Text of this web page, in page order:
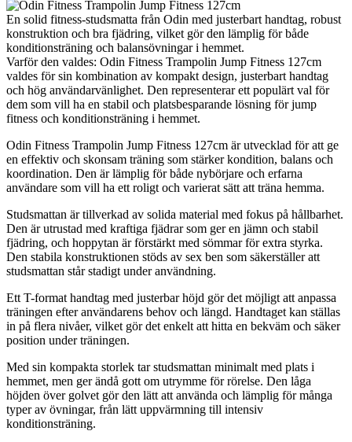
En solid fitness-studsmatta från Odin med justerbart handtag, robust
konstruktion och bra fjädring, vilket gör den lämplig för både
konditionsträning och balansövningar i hemmet.
Varför den valdes: Odin Fitness Trampolin Jump Fitness 127cm
valdes för sin kombination av kompakt design, justerbart handtag
och hög användarvänlighet. Den representerar ett populärt val för
dem som vill ha en stabil och platsbesparande lösning för jump
fitness och konditionsträning i hemmet.
Odin Fitness Trampolin Jump Fitness 127cm är utvecklad för att ge
en effektiv och skonsam träning som stärker kondition, balans och
koordination. Den är lämplig för både nybörjare och erfarna
användare som vill ha ett roligt och varierat sätt att träna hemma.
Studsmattan är tillverkad av solida material med fokus på hållbarhet.
Den är utrustad med kraftiga fjädrar som ger en jämn och stabil
fjädring, och hoppytan är förstärkt med sömmar för extra styrka.
Den stabila konstruktionen stöds av sex ben som säkerställer att
studsmattan står stadigt under användning.
Ett T-format handtag med justerbar höjd gör det möjligt att anpassa
träningen efter användarens behov och längd. Handtaget kan ställas
in på flera nivåer, vilket gör det enkelt att hitta en bekväm och säker
position under träningen.
Med sin kompakta storlek tar studsmattan minimalt med plats i
hemmet, men ger ändå gott om utrymme för rörelse. Den låga
höjden över golvet gör den lätt att använda och lämplig för många
typer av övningar, från lätt uppvärmning till intensiv
konditionsträning.